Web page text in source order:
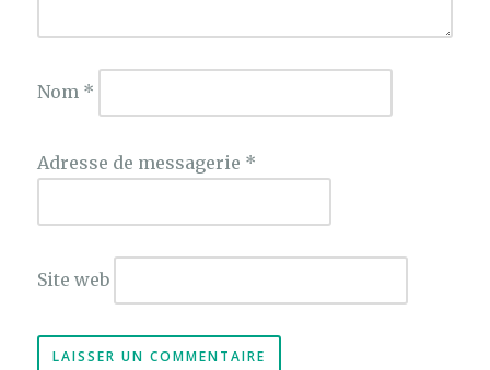
Nom *
Adresse de messagerie *
Site web